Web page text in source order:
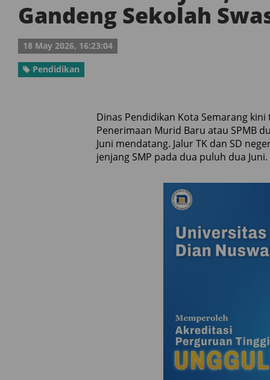
Gandeng Sekolah
18 May 2026, 16:23:04
Pendidikan
Dinas Pendidikan Kota Semarang
Penerimaan Murid Baru atau SPMB
Juni mendatang. Jalur TK dan SD
jenjang SMP pada dua puluh dua Juni.